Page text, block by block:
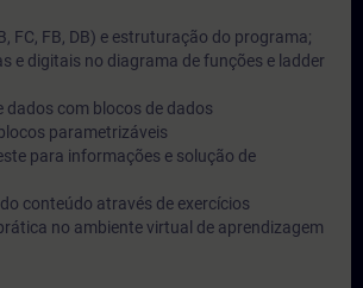
FC, FB, DB) e estruturação do programa;
e digitais no diagrama de funções e ladder
dados com blocos de dados
parametrizáveis
para informações e solução de
conteúdo através de exercícios
no ambiente virtual de aprendizagem